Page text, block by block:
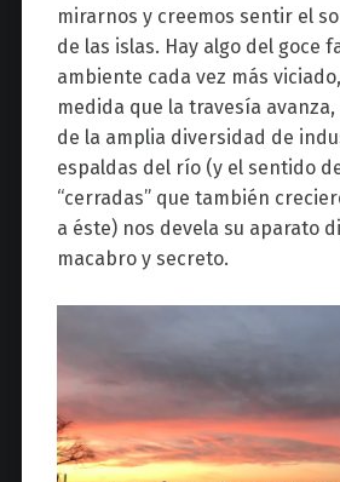
mirarnos y creemos sentir el
de las islas. Hay algo del goce
ambiente cada vez más
medida que la travesía
de la amplia diversidad de
espaldas del río (y el sentido
“cerradas” que también
a éste) nos devela su aparato
macabro y secreto.